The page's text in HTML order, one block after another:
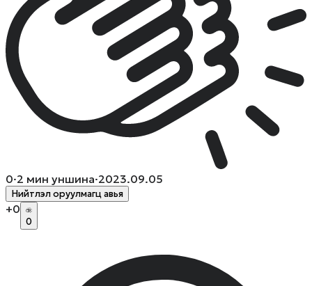
0·2 мин уншина·2023.09.05
Нийтлэл оруулмагц авья
+0
0